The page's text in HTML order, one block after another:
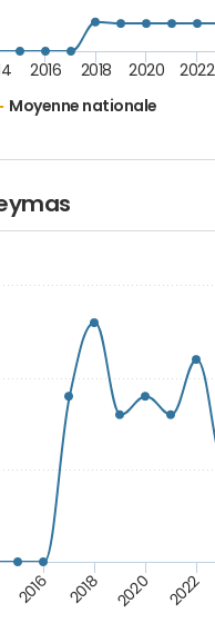
Moyenne nationale
2016 2018 2020 2022
2016 2018 2020 2022